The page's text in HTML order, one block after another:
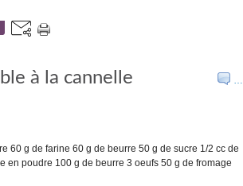
…
à la cannelle
60 g de farine 60 g de beurre 50 g de sucre 1/2 cc de
en poudre 100 g de beurre 3 oeufs 50 g de fromage